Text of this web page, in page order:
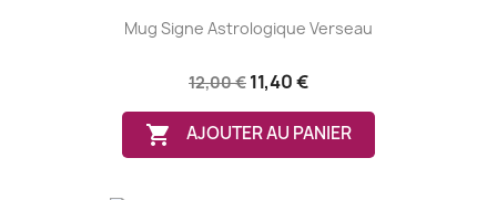
Mug Signe Astrologique Verseau
12,00 € 11,40 €
 AJOUTER AU PANIER